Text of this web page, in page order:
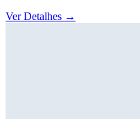
Ver Detalhes →